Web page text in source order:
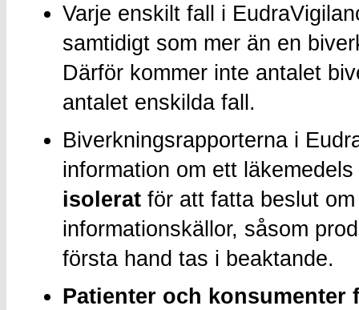
Varje enskilt fall i
samtidigt som mer än en
Därför kommer inte antalet
antalet enskilda fall.
Biverkningsrapporterna i
information om ett
isolerat för att fatta beslut
informationskällor, såsom
första hand tas i beaktande.
Patienter och konsumenter